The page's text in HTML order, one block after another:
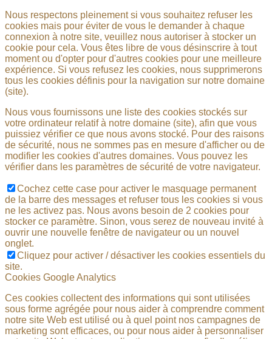
Nous respectons pleinement si vous souhaitez refuser les
cookies mais pour éviter de vous le demander à chaque
connexion à notre site, veuillez nous autoriser à stocker un
cookie pour cela. Vous êtes libre de vous désinscrire à tout
moment ou d'opter pour d'autres cookies pour une meilleure
expérience. Si vous refusez les cookies, nous supprimerons
tous les cookies définis pour la navigation sur notre domaine
(site).
Nous vous fournissons une liste des cookies stockés sur
votre ordinateur relatif à notre domaine (site), afin que vous
puissiez vérifier ce que nous avons stocké. Pour des raisons
de sécurité, nous ne sommes pas en mesure d'afficher ou de
modifier les cookies d'autres domaines. Vous pouvez les
vérifier dans les paramètres de sécurité de votre navigateur.
Cochez cette case pour activer le masquage permanent
de la barre des messages et refuser tous les cookies si vous
ne les activez pas. Nous avons besoin de 2 cookies pour
stocker ce paramètre. Sinon, vous serez de nouveau invité à
ouvrir une nouvelle fenêtre de navigateur ou un nouvel
onglet.
Cliquez pour activer / désactiver les cookies essentiels du
site.
Cookies Google Analytics
Ces cookies collectent des informations qui sont utilisées
sous forme agrégée pour nous aider à comprendre comment
notre site Web est utilisé ou à quel point nos campagnes de
marketing sont efficaces, ou pour nous aider à personnaliser